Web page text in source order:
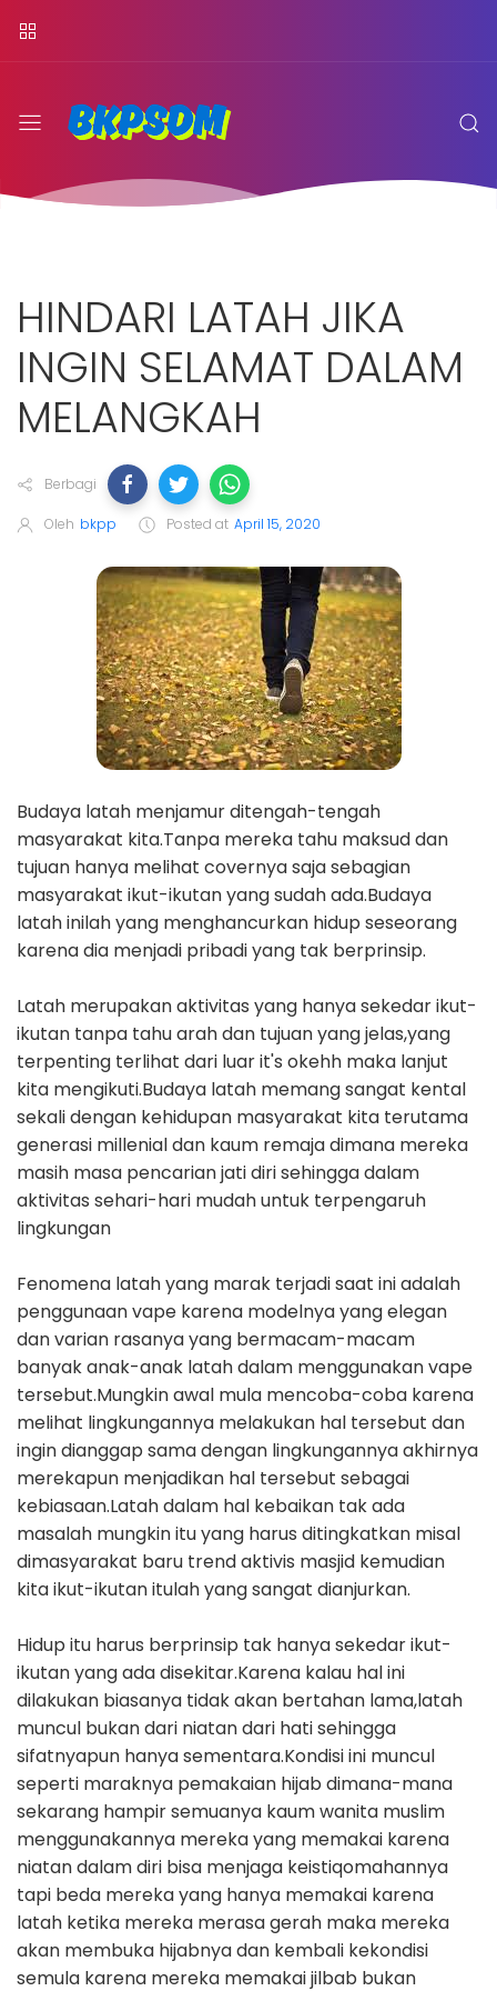
HINDARI LATAH JIKA
INGIN SELAMAT DALAM
MELANGKAH
Berbagi
Oleh bkpp Posted at April 15, 2020
Budaya latah menjamur ditengah-tengah
masyarakat kita.Tanpa mereka tahu maksud dan
tujuan hanya melihat covernya saja sebagian
masyarakat ikut-ikutan yang sudah ada.Budaya
latah inilah yang menghancurkan hidup seseorang
karena dia menjadi pribadi yang tak berprinsip.
Latah merupakan aktivitas yang hanya sekedar ikut-
ikutan tanpa tahu arah dan tujuan yang jelas,yang
terpenting terlihat dari luar it's okehh maka lanjut
kita mengikuti.Budaya latah memang sangat kental
sekali dengan kehidupan masyarakat kita terutama
generasi millenial dan kaum remaja dimana mereka
masih masa pencarian jati diri sehingga dalam
aktivitas sehari-hari mudah untuk terpengaruh
lingkungan
Fenomena latah yang marak terjadi saat ini adalah
penggunaan vape karena modelnya yang elegan
dan varian rasanya yang bermacam-macam
banyak anak-anak latah dalam menggunakan vape
tersebut.Mungkin awal mula mencoba-coba karena
melihat lingkungannya melakukan hal tersebut dan
ingin dianggap sama dengan lingkungannya akhirnya
merekapun menjadikan hal tersebut sebagai
kebiasaan.Latah dalam hal kebaikan tak ada
masalah mungkin itu yang harus ditingkatkan misal
dimasyarakat baru trend aktivis masjid kemudian
kita ikut-ikutan itulah yang sangat dianjurkan.
Hidup itu harus berprinsip tak hanya sekedar ikut-
ikutan yang ada disekitar.Karena kalau hal ini
dilakukan biasanya tidak akan bertahan lama,latah
muncul bukan dari niatan dari hati sehingga
sifatnyapun hanya sementara.Kondisi ini muncul
seperti maraknya pemakaian hijab dimana-mana
sekarang hampir semuanya kaum wanita muslim
menggunakannya mereka yang memakai karena
niatan dalam diri bisa menjaga keistiqomahannya
tapi beda mereka yang hanya memakai karena
latah ketika mereka merasa gerah maka mereka
akan membuka hijabnya dan kembali kekondisi
semula karena mereka memakai jilbab bukan